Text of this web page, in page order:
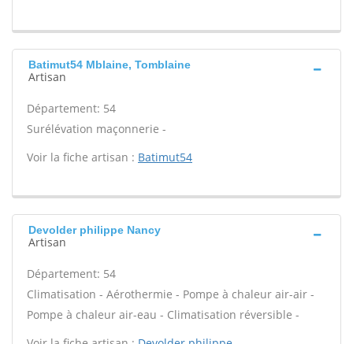
Batimut54 Mblaine, Tomblaine
Artisan
Département: 54
Surélévation maçonnerie -
Voir la fiche artisan : Batimut54
Devolder philippe Nancy
Artisan
Département: 54
Climatisation - Aérothermie - Pompe à chaleur air-air -
Pompe à chaleur air-eau - Climatisation réversible -